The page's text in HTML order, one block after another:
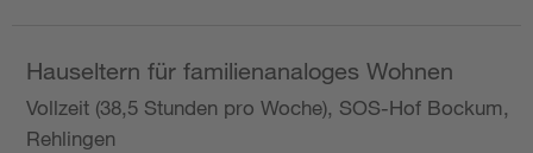
Hauseltern für familienanaloges Wohnen
Vollzeit (38,5 Stunden pro Woche), SOS-Hof Bockum,
Rehlingen